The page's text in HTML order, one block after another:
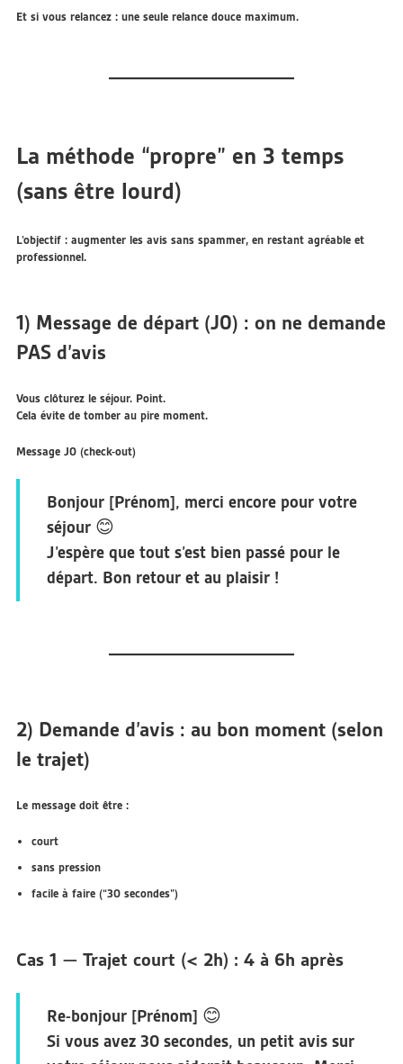
Et si vous relancez : une seule relance douce maximum.
La méthode “propre” en 3 temps
(sans être lourd)
L’objectif : augmenter les avis sans spammer, en restant agréable et
professionnel.
1) Message de départ (J0) : on ne demande
PAS d’avis
Vous clôturez le séjour. Point.
Cela évite de tomber au pire moment.
Message J0 (check-out)
Bonjour [Prénom], merci encore pour votre
séjour 😊
J’espère que tout s’est bien passé pour le
départ. Bon retour et au plaisir !
2) Demande d’avis : au bon moment (selon
le trajet)
Le message doit être :
court
sans pression
facile à faire (“30 secondes”)
Cas 1 — Trajet court (< 2h) : 4 à 6h après
Re-bonjour [Prénom] 😊
Si vous avez 30 secondes, un petit avis sur